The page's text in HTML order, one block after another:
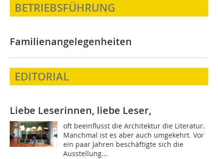
BETRIEBSFÜHRUNG
Familienangelegenheiten
EDITORIAL
Liebe Leserinnen, liebe Leser,
oft beeinflusst die Architektur die Literatur.
Manchmal ist es aber auch umgekehrt. Vor
ein paar Jahren beschäftigte sich die
Ausstellung...